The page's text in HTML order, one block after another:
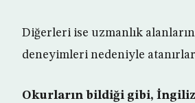
Diğerleri ise uzmanlık
deneyimleri nedeniyle
Okurların bildiği gibi,